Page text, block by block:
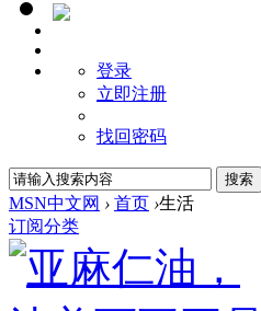
登录
立即注册
找回密码
MSN中文网 › 首页 ›生活
订阅分类